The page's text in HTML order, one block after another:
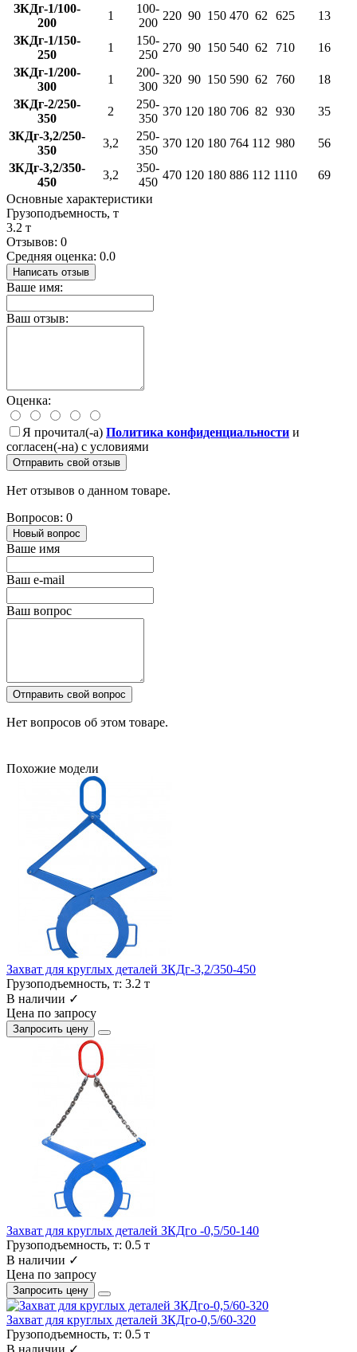
ЗКДг-1/100-
200
1
100-
200
220 90 150 470 62 625
13
ЗКДг-1/150-
250
1
150-
250
270 90 150 540 62 710
16
ЗКДг-1/200-
300
1
200-
300
320 90 150 590 62 760
18
ЗКДг-2/250-
350
2
250-
350
370 120 180 706 82 930
35
ЗКДг-3,2/250-
350
3,2
250-
350
370 120 180 764 112 980
56
ЗКДг-3,2/350-
450
3,2
350-
450
470 120 180 886 112 1110
69
Основные характеристики
Грузоподъемность, т
3.2 т
Отзывов: 0
Средняя оценка: 0.0
Написать отзыв
Ваше имя:
Ваш отзыв:
Оценка:
Я прочитал(-а) Политика конфиденциальности и
согласен(-на) с условиями
Отправить свой отзыв
Нет отзывов о данном товаре.
Вопросов: 0
Новый вопрос
Ваше имя
Ваш e-mail
Ваш вопрос
Отправить свой вопрос
Нет вопросов об этом товаре.
Похожие модели
Захват для круглых деталей ЗКДг-3,2/350-450
Грузоподъемность, т: 3.2 т
В наличии ✓
Цена по запросу
Запросить цену
Захват для круглых деталей ЗКДго -0,5/50-140
Грузоподъемность, т: 0.5 т
В наличии ✓
Цена по запросу
Запросить цену
Захват для круглых деталей ЗКДго-0,5/60-320
Грузоподъемность, т: 0.5 т
В наличии ✓